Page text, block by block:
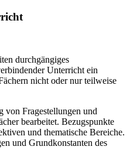
durchgängiges
Unterricht ein
nicht oder nur teilweise
von Fragestellungen und
bearbeitet. Bezugspunkte
und thematische Bereiche.
und Grundkonstanten des